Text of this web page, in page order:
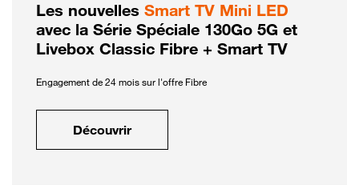
Les nouvelles Smart TV Mini LED
avec la Série Spéciale 130Go 5G et
Livebox Classic Fibre + Smart TV
Engagement de 24 mois sur l'offre Fibre
Découvrir